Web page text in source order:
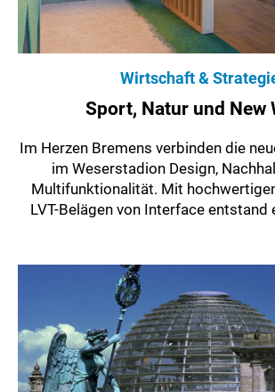
Wirtschaft &
Sport, Natur und New
Im Herzen Bremens verbinden die
im Weserstadion Design,
Multifunktionalität. Mit
LVT-Belägen von Interface entstand